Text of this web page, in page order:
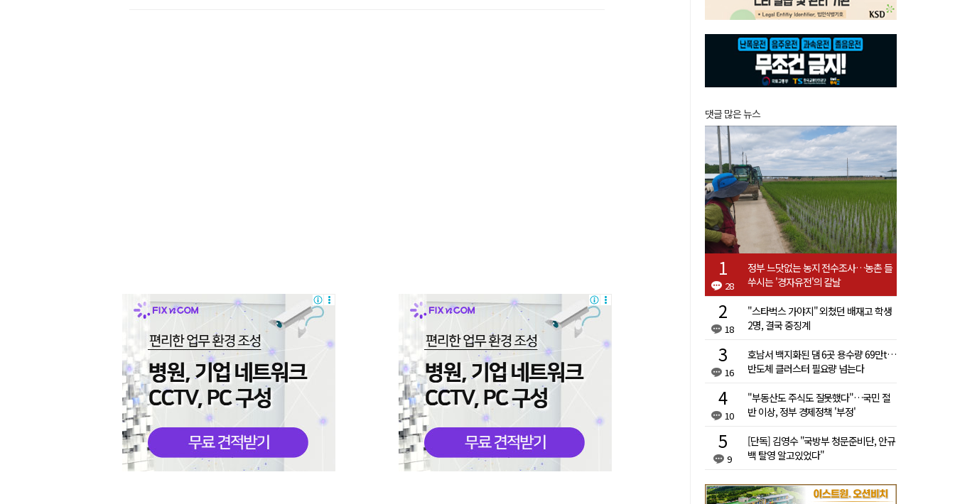
댓글 많은 뉴스
28
정부 느닷없는 농지 전수조사…농촌 들
쑤시는 '경자유전'의 칼날
18
"스타벅스 가야지" 외쳤던 배재고 학생
2명, 결국 중징계
16
호남서 백지화된 댐 6곳 용수량 69만t…
반도체 클러스터 필요량 넘는다
10
"부동산도 주식도 잘못했다"…국민 절
반 이상, 정부 경제정책 '부정'
9
[단독] 김영수 "국방부 청문준비단, 안규
백 탈영 알고있었다"